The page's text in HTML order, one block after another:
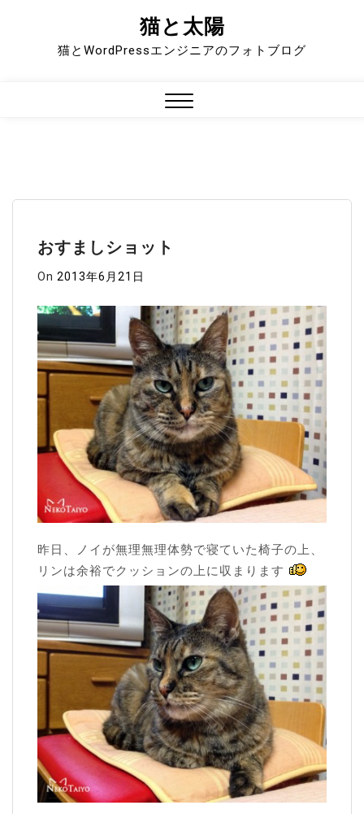
猫と太陽
猫とWordPressエンジニアのフォトブログ
おすましショット
On 2013年6月21日
昨日、ノイが無理無理体勢で寝ていた椅子の上、
リンは余裕でクッションの上に収まります